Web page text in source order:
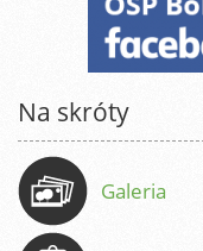
Na skróty
Galeria